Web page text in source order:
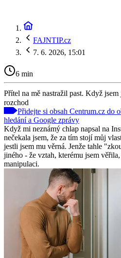
FAJNTIP.cz
7. 6. 2026, 15:01
6 min
Přítel na mě nastražil past. Když
rozchod
Přidejte si obsah Centrum.cz do
hledání a Google zprávy
Když mi neznámý chlap napsal na
nečekala jsem, že za tím stojí můj
jestli jsem mu věrná. Jenže tahle
jiného - že vztah, kterému jsem
manipulaci.